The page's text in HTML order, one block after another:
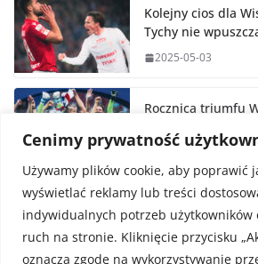
Cenimy prywatność
Używamy plików cookie, aby poprawić
wyświetlać reklamy lub treści
indywidualnych potrzeb użytkowników
ruch na stronie. Kliknięcie przycisku
oznacza zgodę na wykorzystywanie
Kolejny cios dla
Tychy nie
2025-05-03
Rocznica triumfu
2025-05-02